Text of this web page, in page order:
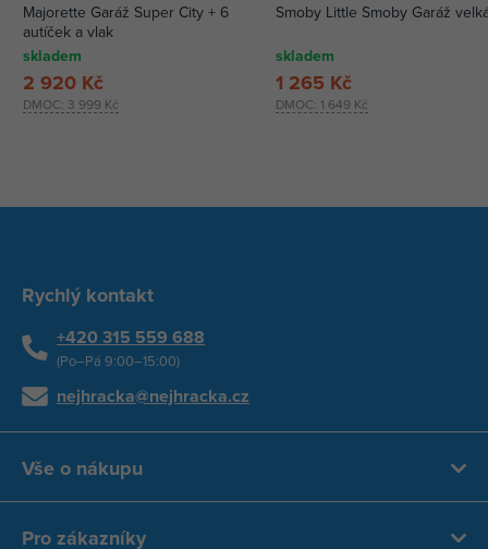
Majorette Garáž Super City + 6
autíček a vlak
skladem
DMOC: 3 999 Kč
2 920 Kč
Smoby Little Smoby Garáž
skladem
DMOC: 1 649 Kč
1 265 Kč
Rychlý kontakt
+420 315 559 688
(Po–Pá 9:00–15:00)
nejhracka@nejhracka.cz
Vše o nákupu
Pro zákazníky